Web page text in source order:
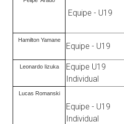
Equipe - U19
Hamilton Yamane
Equipe - U19
Leonardo Iizuka
Equipe U19
Individual
Lucas Romanski
Equipe - U19
Individual